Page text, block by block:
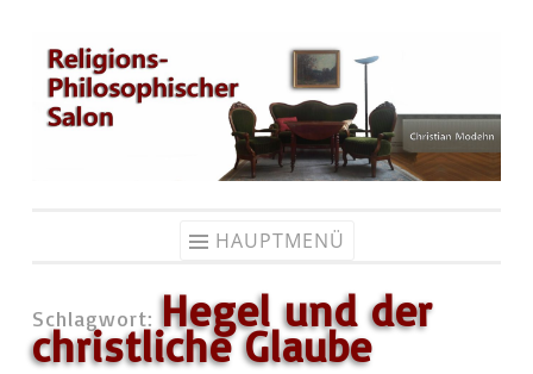
Zum
Inhalt
springen
HAUPTMENÜ
Schlagwort: Hegel und der
christliche Glaube